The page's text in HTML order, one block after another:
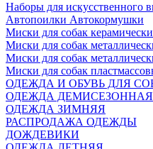
Наборы для искусственного
Автопоилки Автокормушки
Миски для собак
Миски для собак
Миски для собак
Миски для собак
ОДЕЖДА И ОБУВЬ ДЛЯ
ОДЕЖДА ДЕМИСЕЗОННАЯ
ОДЕЖДА ЗИМНЯЯ
РАСПРОДАЖА ОДЕЖДЫ
ДОЖДЕВИКИ